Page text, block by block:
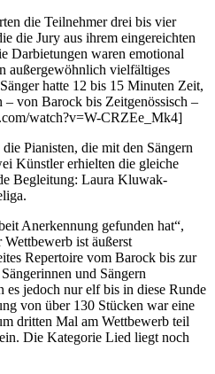
die Teilnehmer drei bis vier
die Jury aus ihrem eingereichten
Darbietungen waren emotional
außergewöhnlich vielfältiges
hatte 12 bis 15 Minuten Zeit,
– von Barock bis Zeitgenössisch –
watch?v=W-CRZEe_Mk4]
Pianisten, die mit den Sängern
Künstler erhielten die gleiche
Begleitung: Laura Kluwak-
Anerkennung gefunden hat“,
ist äußerst
Repertoire vom Barock bis zur
und Sängern
es jedoch nur elf bis in diese Runde
von über 130 Stücken war eine
dritten Mal am Wettbewerb teil
Die Kategorie Lied liegt noch